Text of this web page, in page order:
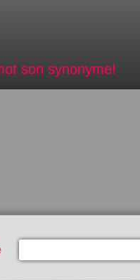
son synonyme!